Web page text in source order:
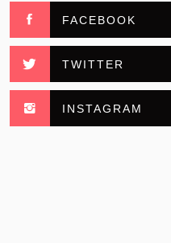
FACEBOOK
TWITTER
INSTAGRAM